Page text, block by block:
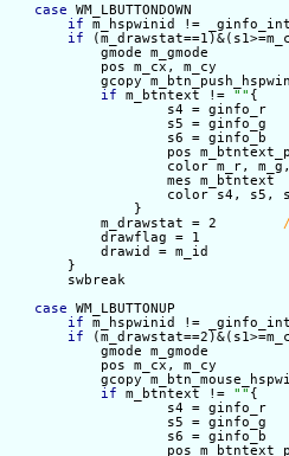
case
WM_LBUTTONDOWN
if
m_hspwinid !=
if
            gmode m_gmode
            pos m_cx, m_cy
gcopy
if
m_btntext != "" {
                    s4 = ginfo_r
                    s5 = ginfo_g
                    s6 = ginfo_b
pos
color m_r,
                    mes m_btntext
color s4, s5,
}
            m_drawstat = 2
            drawflag = 1
            drawid = m_id
}
        swbreak
case
WM_LBUTTONUP
if
m_hspwinid !=
if
            gmode m_gmode
            pos m_cx, m_cy
gcopy
if
m_btntext != "" {
                    s4 = ginfo_r
                    s5 = ginfo_g
                    s6 = ginfo_b
pos